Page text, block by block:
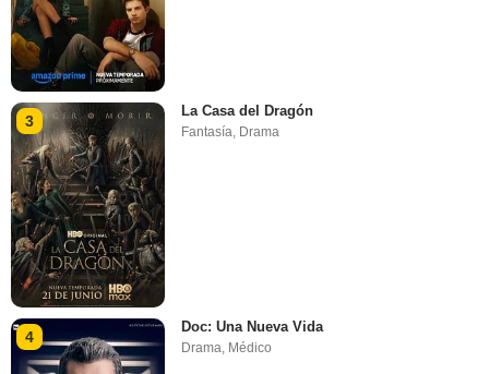
3
La Casa del Dragón
Fantasía, Drama
4
Doc: Una Nueva Vida
Drama, Médico